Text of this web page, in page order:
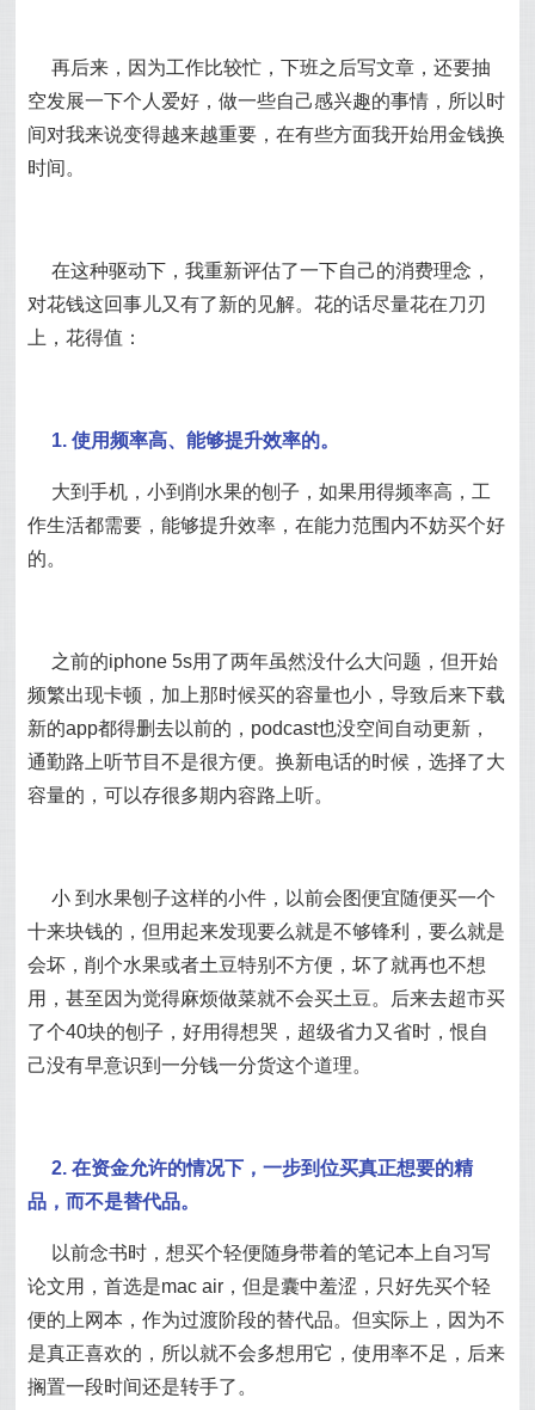
再后来，因为工作比较忙，下班之后写文章，还要抽
空发展一下个人爱好，做一些自己感兴趣的事情，所以时
间对我来说变得越来越重要，在有些方面我开始用金钱换
时间。
在这种驱动下，我重新评估了一下自己的消费理念，
对花钱这回事儿又有了新的见解。花的话尽量花在刀刃
上，花得值：
1. 使用频率高、能够提升效率的。
大到手机，小到削水果的刨子，如果用得频率高，工
作生活都需要，能够提升效率，在能力范围内不妨买个好
的。
之前的iphone 5s用了两年虽然没什么大问题，但开始
频繁出现卡顿，加上那时候买的容量也小，导致后来下载
新的app都得删去以前的，podcast也没空间自动更新，
通勤路上听节目不是很方便。换新电话的时候，选择了大
容量的，可以存很多期内容路上听。
小 到水果刨子这样的小件，以前会图便宜随便买一个
十来块钱的，但用起来发现要么就是不够锋利，要么就是
会坏，削个水果或者土豆特别不方便，坏了就再也不想
用，甚至因为觉得麻烦做菜就不会买土豆。后来去超市买
了个40块的刨子，好用得想哭，超级省力又省时，恨自
己没有早意识到一分钱一分货这个道理。
2. 在资金允许的情况下，一步到位买真正想要的精
品，而不是替代品。
以前念书时，想买个轻便随身带着的笔记本上自习写
论文用，首选是mac air，但是囊中羞涩，只好先买个轻
便的上网本，作为过渡阶段的替代品。但实际上，因为不
是真正喜欢的，所以就不会多想用它，使用率不足，后来
搁置一段时间还是转手了。